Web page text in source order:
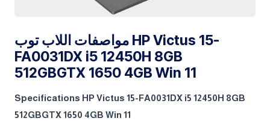
مواصفات اللاب توب HP Victus 15-
FA0031DX i5 12450H 8GB
512GBGTX 1650 4GB Win 11
Specifications HP Victus 15-FA0031DX i5 12450H 8GB
512GBGTX 1650 4GB Win 11